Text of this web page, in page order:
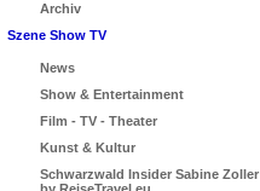
Archiv
Szene Show TV
News
Show & Entertainment
Film - TV - Theater
Kunst & Kultur
Schwarzwald Insider Sabine Zoller